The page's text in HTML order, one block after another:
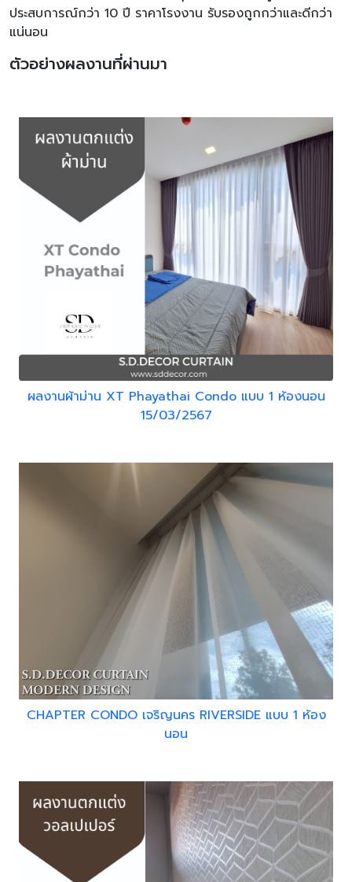
ประสบการณ์กว่า 10 ปี ราคาโรงงาน รับรองถูกกว่าและดีกว่า
แน่นอน
ตัวอย่างผลงานที่ผ่านมา
ผลงานผ้าม่าน XT Phayathai Condo แบบ 1 ห้องนอน
15/03/2567
CHAPTER CONDO เจริญนคร RIVERSIDE แบบ 1 ห้อง
นอน